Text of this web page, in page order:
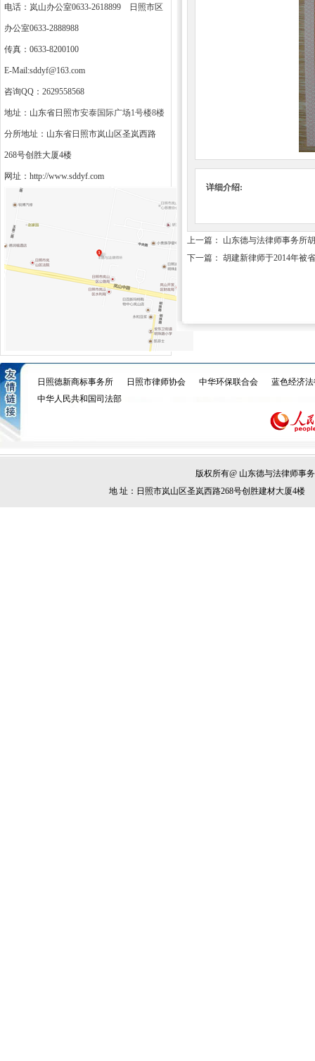
电话：岚山办公室0633-2618899 日照市区
办公室0633-2888988
传真：0633-8200100
E-Mail:sddyf@163.com
咨询QQ：2629558568
地址：山东省日照市安泰国际广场1号楼8楼
分所地址：山东省日照市岚山区圣岚西路
268号创胜大厦4楼
网址： http://www.sddyf.com
详细介绍:
上一篇： 山东德与法律师事务所
下一篇： 胡建新律师于2014年被
日照德新商标事务所 日照市律师协会 中华环保联合会
蓝色经济
中华人民共和国司法部
版权所有@ 山东德与法律师
地 址：日照市岚山区圣岚西路268号创胜建材大厦4楼